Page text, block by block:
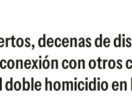
decenas de
con otros
doble homicidio en